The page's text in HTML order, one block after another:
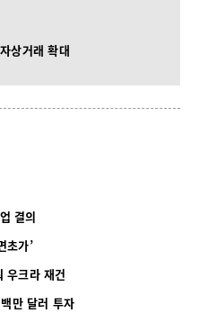
상거래 확대
결의
초가’
우크라 재건
만 달러 투자